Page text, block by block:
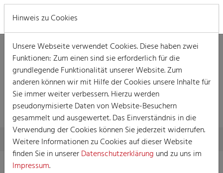
DOZENT
Skip to main content
You are here:
Home Die Akademie Dozent
Hinweis zu Cookies
Unsere Webseite verwendet Cookies. Diese haben zwei
Funktionen: Zum einen sind sie erforderlich für die
grundlegende Funktionalität unserer Website. Zum
anderen können wir mit Hilfe der Cookies unsere Inhalte für
Sie immer weiter verbessern. Hierzu werden
pseudonymisierte Daten von Website-Besuchern
gesammelt und ausgewertet. Das Einverständnis in die
Verwendung der Cookies können Sie jederzeit widerrufen.
Weitere Informationen zu Cookies auf dieser Website
finden Sie in unsererDatenschutzerklärung und zu uns im
Impressum.